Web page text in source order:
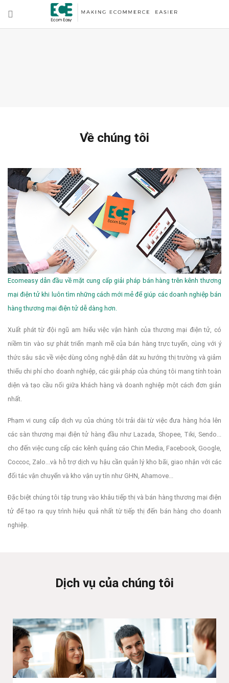
Về chúng tôi
Ecomeasy dẫn đầu về mặt cung cấp giải pháp bán hàng trên kênh thương
mại điện tử khi luôn tìm những cách mới mẻ để giúp các doanh nghiệp bán
hàng thương mại điện tử dễ dàng hơn.
Xuất phát từ đội ngũ am hiểu việc vận hành của thương mại điện tử, có
niềm tin vào sự phát triển mạnh mẽ của bán hàng trực tuyến, cùng với ý
thức sâu sắc về việc dùng công nghệ dẫn dắt xu hướng thị trường và giảm
thiểu chi phí cho doanh nghiệp, các giải pháp của chúng tôi mang tính toàn
diện và tạo cầu nối giữa khách hàng và doanh nghiệp một cách đơn giản
nhất.
Phạm vi cung cấp dịch vụ của chúng tôi trải dài từ việc đưa hàng hóa lên
các sàn thương mại điện tử hàng đầu như Lazada, Shopee, Tiki, Sendo...
cho đến việc cung cấp các kênh quảng cáo Chin Media, Facebook, Google,
Coccoc, Zalo...và hỗ trợ dịch vụ hậu cần quản lý kho bãi, giao nhận với các
đối tác vận chuyển và kho vận uy tín như GHN, Ahamove...
Đặc biệt chúng tôi tập trung vào khâu tiếp thị và bán hàng thương mại điện
tử để tạo ra quy trình hiệu quả nhất từ tiếp thị đến bán hàng cho doanh
nghiệp.
Dịch vụ của chúng tôi